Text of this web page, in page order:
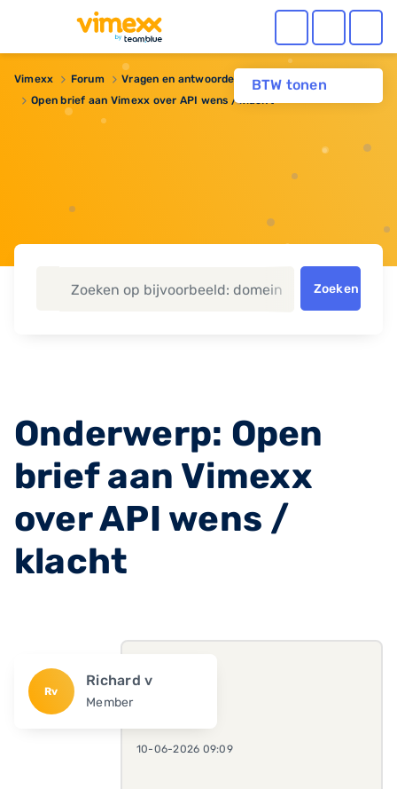
BTW tonen
Vimexx Forum
Vragen en antwoorden
Open brief aan Vimexx over API wens / klacht
Zoeken
Onderwerp: Open
brief aan Vimexx
over API wens /
klacht
Rv
Richard v
Member
10-06-2026 09:09